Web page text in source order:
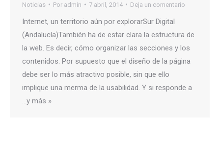
Noticias Por admin 7 abril, 2014 Deja un comentario
Internet, un territorio aún por explorarSur Digital
(Andalucía)También ha de estar clara la estructura de
la web. Es decir, cómo organizar las secciones y los
contenidos. Por supuesto que el diseño de la página
debe ser lo más atractivo posible, sin que ello
implique una merma de la usabilidad. Y si responde a
…y más »